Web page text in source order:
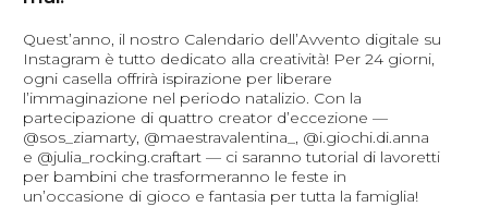
Quest’anno, il nostro Calendario dell’Avvento digitale su
Instagram è tutto dedicato alla creatività! Per 24 giorni,
ogni casella offrirà ispirazione per liberare
l’immaginazione nel periodo natalizio. Con la
partecipazione di quattro creator d’eccezione —
@sos_ziamarty, @maestravalentina_, @i.giochi.di.anna
e @julia_rocking.craftart — ci saranno tutorial di lavoretti
per bambini che trasformeranno le feste in
un’occasione di gioco e fantasia per tutta la famiglia!